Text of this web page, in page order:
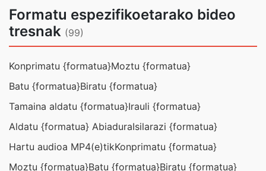
Formatu espezifikoetarako bideo
tresnak (99)
Konprimatu {formatua}Moztu {formatua}
Batu {formatua}Biratu {formatua}
Tamaina aldatu {formatua}Irauli {formatua}
Aldatu {formatua} AbiaduraIsilarazi {formatua}
Hartu audioa MP4(e)tikKonprimatu {formatua}
Moztu {formatua}Batu {formatua}Biratu {formatua}